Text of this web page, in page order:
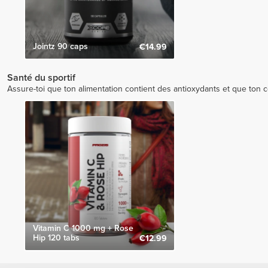
Jointz 90 caps €14.99
Santé du sportif
Assure-toi que ton alimentation contient des antioxydants et que ton
Vitamin C 1000 mg + Rose
Hip 120 tabs
€12.99